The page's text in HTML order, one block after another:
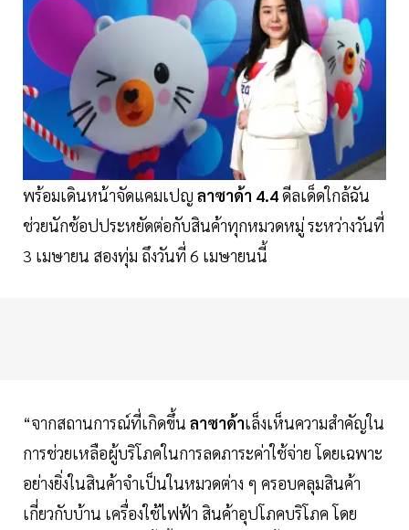
พร้อมเดินหน้าจัดแคมเปญ ลาซาด้า 4.4ดีลเด็ดใกล้ฉัน
ช่วยนักช้อปประหยัดต่อกับสินค้าทุกหมวดหมู่ ระหว่างวันที่
3 เมษายน สองทุ่ม ถึงวันที่ 6 เมษายนนี้
“จากสถานการณ์ที่เกิดขึ้น ลาซาด้าเล็งเห็นความสำคัญใน
การช่วยเหลือผู้บริโภคในการลดภาระค่าใช้จ่าย โดยเฉพาะ
อย่างยิ่งในสินค้าจำเป็นในหมวดต่าง ๆ ครอบคลุมสินค้า
เกี่ยวกับบ้าน เครื่องใช้ไฟฟ้า สินค้าอุปโภคบริโภค โดย